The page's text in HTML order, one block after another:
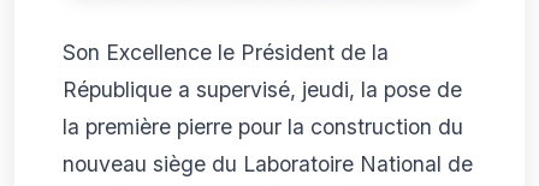
Son Excellence le Président de la
République a supervisé, jeudi, la pose de
la première pierre pour la construction du
nouveau siège du Laboratoire National de